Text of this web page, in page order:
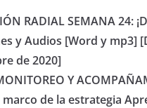
RADIAL SEMANA 24:
y Audios [Word y mp3]
de 2020]
Y
marco de la estrategia